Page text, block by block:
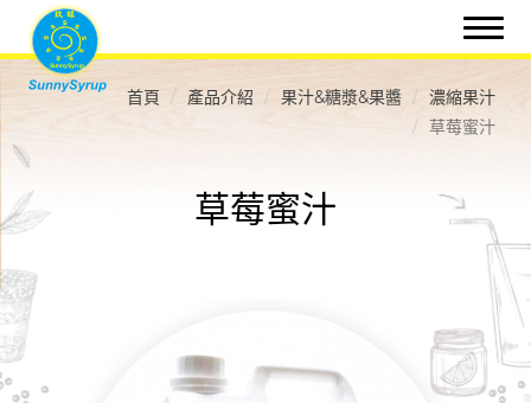
首頁 產品介紹 果汁&糖漿&果醬
濃縮果汁
草莓蜜汁
草莓蜜汁